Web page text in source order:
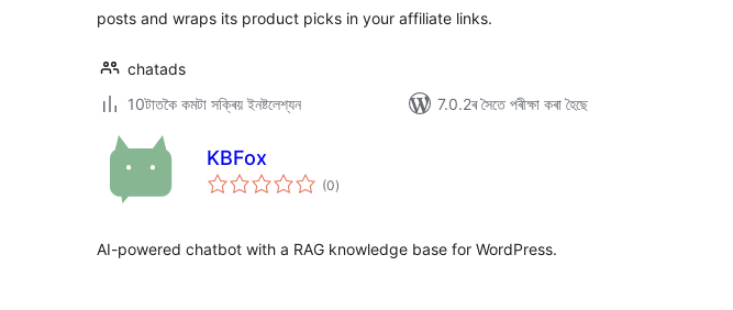
posts and wraps its product picks in your affiliate links.
chatads
10টাতকৈ কমটা সক্ৰিয় ইনষ্টলেশ্যন
7.0.2ৰ সৈতে পৰীক্ষা কৰা হৈছে
KBFox
(0টা
মুঠ)
AI-powered chatbot with a RAG knowledge base for WordPress.